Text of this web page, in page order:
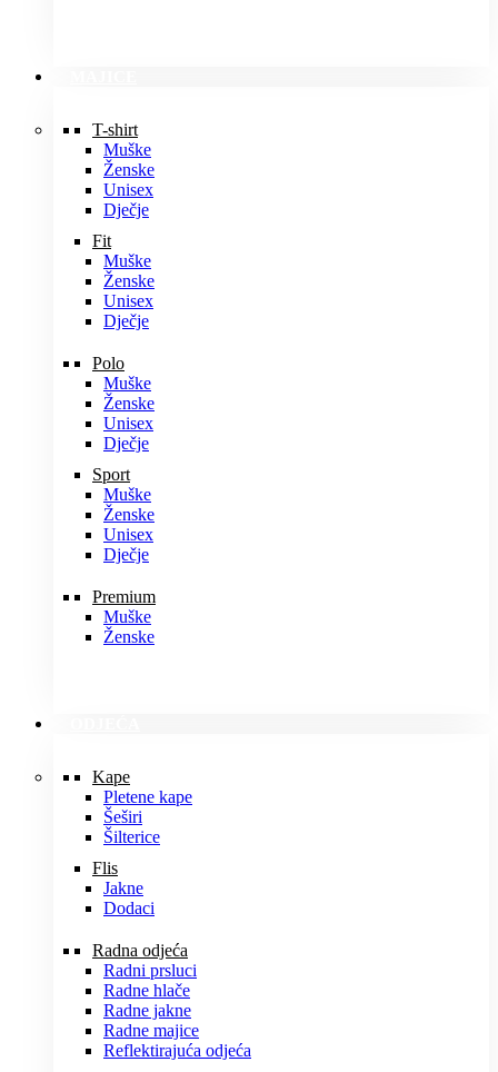
T-shirt
Muške
Ženske
Unisex
Dječje
Fit
Muške
Ženske
Unisex
Dječje
Polo
Muške
Ženske
Unisex
Dječje
Sport
Muške
Ženske
Unisex
Dječje
Premium
Muške
Ženske
Kape
Pletene kape
Šeširi
Šilterice
Flis
Jakne
Dodaci
Radna odjeća
Radni prsluci
Radne hlače
Radne jakne
Radne majice
Reflektirajuća odjeća